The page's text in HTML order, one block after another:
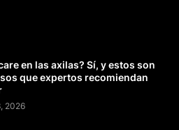
en las axilas? Sí, y estos son
que expertos recomiendan
2026